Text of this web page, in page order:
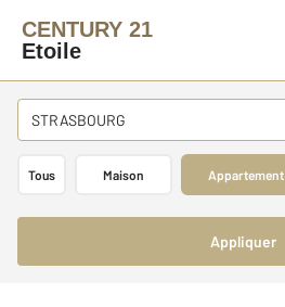
CENTURY 21
Etoile
STRASBOURG
Tous Maison Appartement
Appliquer